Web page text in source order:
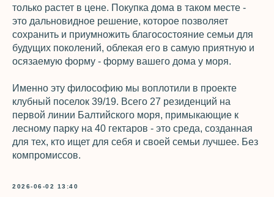
только растет в цене. Покупка дома в таком месте -
это дальновидное решение, которое позволяет
сохранить и приумножить благосостояние семьи для
будущих поколений, облекая его в самую приятную и
осязаемую форму - форму вашего дома у моря.
Именно эту философию мы воплотили в проекте
клубный поселок 39/19. Всего 27 резиденций на
первой линии Балтийского моря, примыкающие к
лесному парку на 40 гектаров - это среда, созданная
для тех, кто ищет для себя и своей семьи лучшее. Без
компромиссов.
2026-06-02 13:40